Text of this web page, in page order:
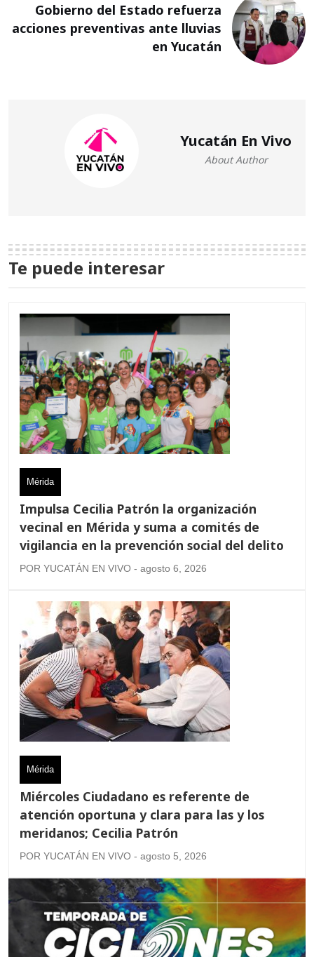
Gobierno del Estado refuerza
acciones preventivas ante lluvias
en Yucatán
Yucatán En Vivo
About Author
Te puede interesar
Mérida
Impulsa Cecilia Patrón la organización
vecinal en Mérida y suma a comités de
vigilancia en la prevención social del delito
POR YUCATÁN EN VIVO - agosto 6, 2026
Mérida
Miércoles Ciudadano es referente de
atención oportuna y clara para las y los
meridanos; Cecilia Patrón
POR YUCATÁN EN VIVO - agosto 5, 2026